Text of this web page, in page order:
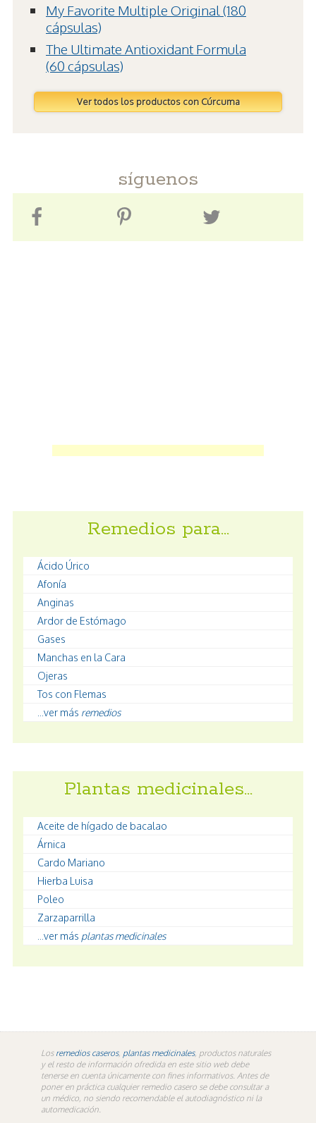
My Favorite Multiple Original (180
cápsulas)
The Ultimate Antioxidant Formula
(60 cápsulas)
Ver todos los productos con Cúrcuma
síguenos
Remedios para…
Ácido Úrico
Afonía
Anginas
Ardor de Estómago
Gases
Manchas en la Cara
Ojeras
Tos con Flemas
...ver más remedios
Plantas medicinales…
Aceite de hígado de bacalao
Árnica
Cardo Mariano
Hierba Luisa
Poleo
Zarzaparrilla
...ver más plantas medicinales
Los remedios caseros, plantas medicinales, productos naturales
y el resto de información ofredida en este sitio web debe
tenerse en cuenta únicamente con fines informativos. Antes de
poner en práctica cualquier remedio casero se debe consultar a
un médico, no siendo recomendable el autodiagnóstico ni la
automedicación.